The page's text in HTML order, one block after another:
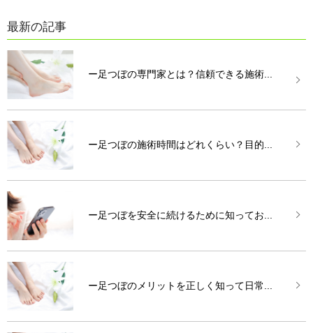
最新の記事
ー足つぼの専門家とは？信頼できる施術...
ー足つぼの施術時間はどれくらい？目的...
ー足つぼを安全に続けるために知ってお...
ー足つぼのメリットを正しく知って日常...